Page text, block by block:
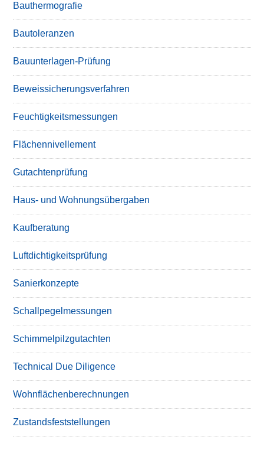
Bauthermografie
Bautoleranzen
Bauunterlagen-Prüfung
Beweissicherungsverfahren
Feuchtigkeitsmessungen
Flächennivellement
Gutachtenprüfung
Haus- und Wohnungsübergaben
Kaufberatung
Luftdichtigkeitsprüfung
Sanierkonzepte
Schallpegelmessungen
Schimmelpilzgutachten
Technical Due Diligence
Wohnflächenberechnungen
Zustandsfeststellungen